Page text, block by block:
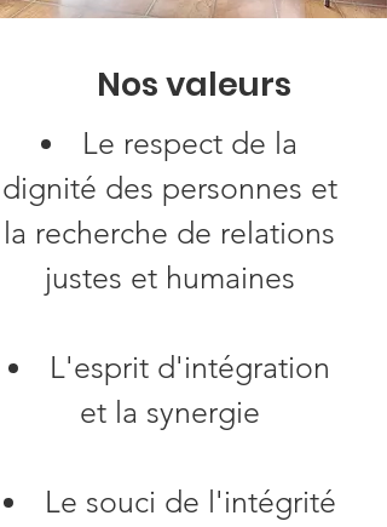
Notre mission
personnes dont la santé
mentale est en processus
de détérioration, afin de
leur permettre de
sociale, de trouver un sens
à leur vie et une harmonie
Nos valeurs
Le respect de la
dignité des personnes et
la recherche de relations
justes et humaines​
L'esprit d'intégration
et la synergie
​Le souci de l'intégrité